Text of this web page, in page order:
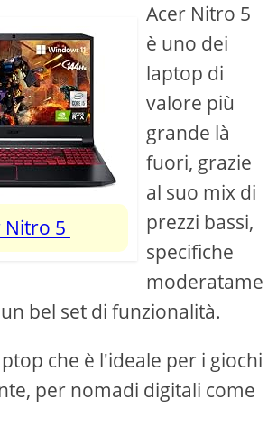
Nitro 5
Acer Nitro 5
è uno dei
laptop di
valore più
grande là
fuori, grazie
al suo mix di
prezzi bassi,
specifiche
moderatame
bel set di funzionalità.
che è l'ideale per i giochi
per nomadi digitali come